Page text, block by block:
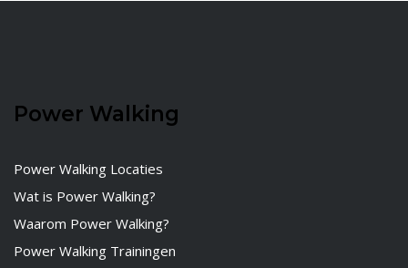
Power Walking
Power Walking Locaties
Wat is Power Walking?
Waarom Power Walking?
Power Walking Trainingen